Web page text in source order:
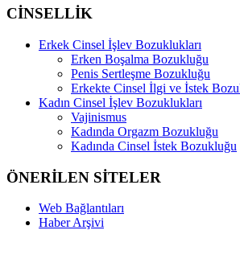
CİNSELLİK
Erkek Cinsel İşlev Bozuklukları
Erken Boşalma Bozukluğu
Penis Sertleşme Bozukluğu
Erkekte Cinsel İlgi ve İstek
Kadın Cinsel İşlev Bozuklukları
Vajinismus
Kadında Orgazm Bozukluğu
Kadında Cinsel İstek Bozukluğu
ÖNERİLEN SİTELER
Web Bağlantıları
Haber Arşivi